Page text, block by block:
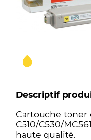
Descriptif
Cartouche toner
C510/C530/
haute qualité.